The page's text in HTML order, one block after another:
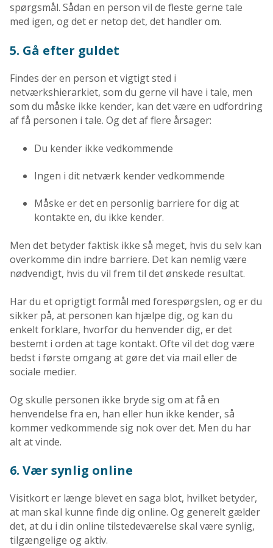
spørgsmål. Sådan en person vil de fleste gerne tale
med igen, og det er netop det, det handler om.
5. Gå efter guldet
Findes der en person et vigtigt sted i
netværkshierarkiet, som du gerne vil have i tale, men
som du måske ikke kender, kan det være en udfordring
af få personen i tale. Og det af flere årsager:
Du kender ikke vedkommende
Ingen i dit netværk kender vedkommende
Måske er det en personlig barriere for dig at
kontakte en, du ikke kender.
Men det betyder faktisk ikke så meget, hvis du selv kan
overkomme din indre barriere. Det kan nemlig være
nødvendigt, hvis du vil frem til det ønskede resultat.
Har du et oprigtigt formål med forespørgslen, og er du
sikker på, at personen kan hjælpe dig, og kan du
enkelt forklare, hvorfor du henvender dig, er det
bestemt i orden at tage kontakt. Ofte vil det dog være
bedst i første omgang at gøre det via mail eller de
sociale medier.
Og skulle personen ikke bryde sig om at få en
henvendelse fra en, han eller hun ikke kender, så
kommer vedkommende sig nok over det. Men du har
alt at vinde.
6. Vær synlig online
Visitkort er længe blevet en saga blot, hvilket betyder,
at man skal kunne finde dig online. Og generelt gælder
det, at du i din online tilstedeværelse skal være synlig,
tilgængelige og aktiv.